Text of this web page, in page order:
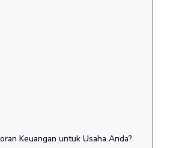
Keuangan untuk Usaha Anda?